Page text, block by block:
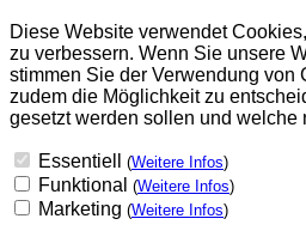
Diese Website verwendet
zu verbessern. Wenn Sie unsere
stimmen Sie der Verwendung von
zudem die Möglichkeit zu
gesetzt werden sollen und welche
Essentiell (Weitere Infos)
Funktional (Weitere Infos)
Marketing (Weitere Infos)